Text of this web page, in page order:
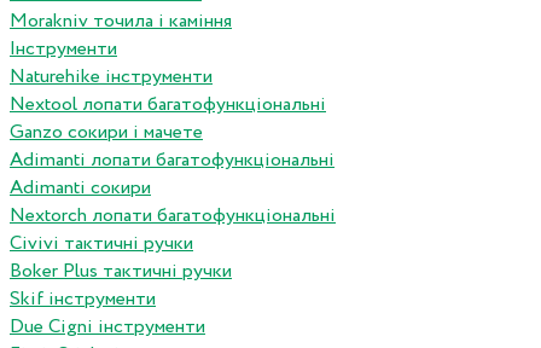
Morakniv точила і каміння
Інструменти
Naturehike інструменти
Nextool лопати багатофункціональні
Ganzo сокири і мачете
Adimanti лопати багатофункціональні
Adimanti сокири
Nextorch лопати багатофункціональні
Сivivi тактичні ручки
Boker Plus тактичні ручки
Skif інструменти
Due Cigni інструменти